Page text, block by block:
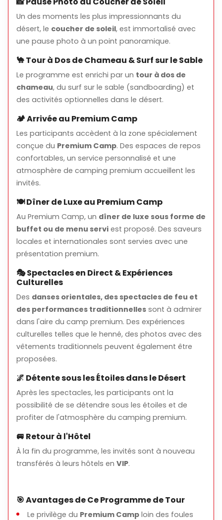
enceintes et les personnes souffrant de problèmes
de dos ou de cou
Certaines activités peuvent être optionnelles selon
l'état de santé
💳 Réservation & Annulation
Les réservations peuvent être effectuées en ligne, la
disponibilité est limitée
soumises aux politiques actuelles du fournisseur de
la tournée
Un des moments les plus impressionnants du
désert, le coucher de soleil, est immortalisé avec
une pause photo à un point panoramique.
🐪 Tour à Dos de Chameau & Surf sur le Sable
Le programme est enrichi par un tour à dos de
chameau, du surf sur le sable (sandboarding) et
des activités optionnelles dans le désert.
🏕️ Arrivée au Premium Camp
Les participants accèdent à la zone spécialement
conçue du Premium Camp. Des espaces de repos
confortables, un service personnalisé et une
atmosphère de camping premium accueillent les
invités.
🍽️ Dîner de Luxe au Premium Camp
Au Premium Camp, un dîner de luxe sous forme de
buffet ou de menu servi est proposé. Des saveurs
locales et internationales sont servies avec une
présentation premium.
🎭 Spectacles en Direct & Expériences
Culturelles
Des danses orientales, des spectacles de feu et
des performances traditionnelles sont à admirer
dans l'aire du camp premium. Des expériences
culturelles telles que le henné, des photos avec des
vêtements traditionnels peuvent également être
proposées.
🌌 Détente sous les Étoiles dans le Désert
Après les spectacles, les participants ont la
possibilité de se détendre sous les étoiles et de
profiter de l'atmosphère du camping premium.
🚐 Retour à l'Hôtel
À la fin du programme, les invités sont à nouveau
transférés à leurs hôtels en VIP.
🎯 Avantages de Ce Programme de Tour
Le privilège du Premium Camp loin des foules